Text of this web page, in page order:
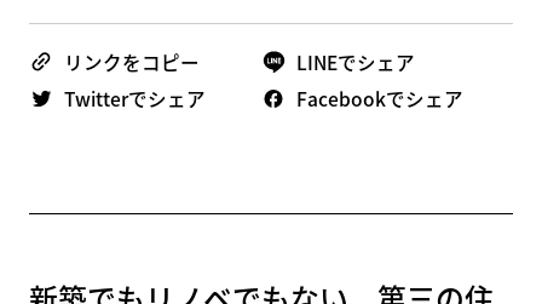
リンクをコピー
LINEでシェア
Twitterでシェア
Facebookでシェア